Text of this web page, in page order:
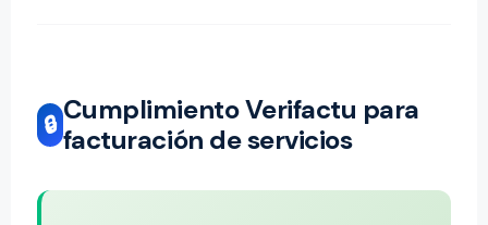
🔒 Cumplimiento Verifactu para
facturación de servicios